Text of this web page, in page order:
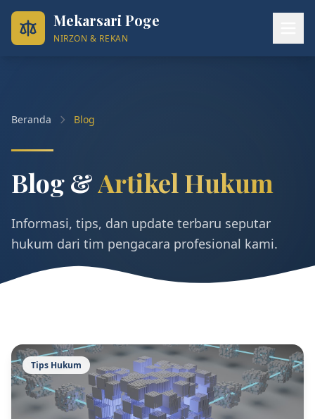
Mekarsari Poge
NIRZON & REKAN
Beranda Blog
Blog &Artikel Hukum
Informasi, tips, dan update terbaru seputar
hukum dari tim pengacara profesional kami.
Tips Hukum